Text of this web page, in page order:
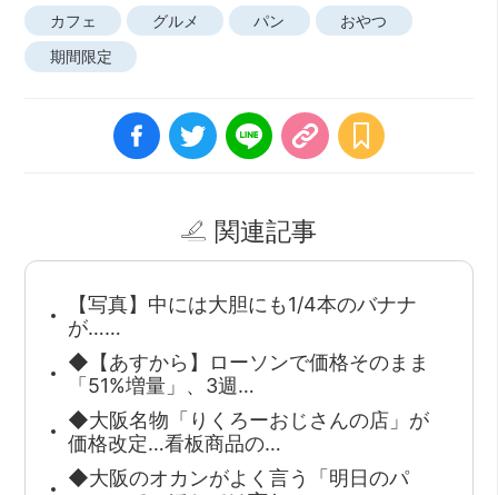
カフェ グルメ パン
おやつ
期間限定
関連記事
【写真】中には大胆にも1/4本のバナナ
が……
◆【あすから】ローソンで価格そのまま
「51%増量」、3週…
◆大阪名物「りくろーおじさんの店」が
価格改定…看板商品の…
◆大阪のオカンがよく言う「明日のパ